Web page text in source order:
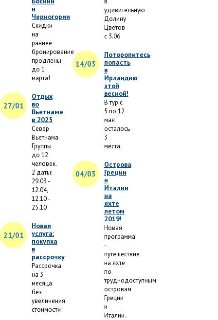
и
Черногории
Скидки
на
раннее
бронирование
продлены
до 1
марта!
27/01
Отдых
во
Вьетнаме
в 2025
Север
Вьетнама.
Группы
до 12
человек.
2 даты:
29.03 -
12.04,
12.10 -
25.10
21/01
Новая
услуга:
покупка
в
рассрочку
Рассрочка
на 3
месяца
без
увеличения
стоимости!
удивительную
Долину
Цветов
с 3.06
14/03
Поторопитесь
попасть
в
Ирландию
этой
весной!
В тур с
5 по 12
мая
осталось
3
места.
04/03
Острова
Греции
и
Италии
на
яхте
летом
2019!
Новая
программа
-
путешествие
на яхте
по
труднодоступным
островам
Греции
и
Италии.